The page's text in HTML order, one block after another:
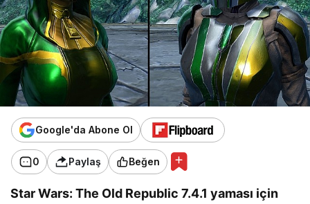
Google'da Abone Ol
0 Paylaş Beğen
Star Wars: The Old Republic 7.4.1 yaması için